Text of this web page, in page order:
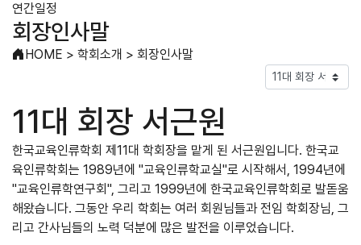
연간일정
회장인사말
HOME > 학회소개 > 회장인사말
11대 회장 서근원
한국교육인류학회 제11대 학회장을 맡게 된 서근원입니다. 한국교
육인류학회는 1989년에 "교육인류학교실"로 시작해서, 1994년에
"교육인류학연구회", 그리고 1999년에 한국교육인류학회로 발돋움
해왔습니다. 그동안 우리 학회는 여러 회원님들과 전임 학회장님, 그
리고 간사님들의 노력 덕분에 많은 발전을 이루었습니다.